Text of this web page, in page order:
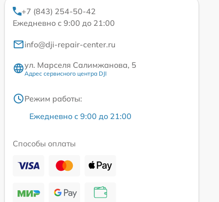
+7 (843) 254-50-42
Ежедневно с 9:00 до 21:00
info@dji-repair-center.ru
ул. Марселя Салимжанова, 5
Адрес сервисного центра DJI
Режим работы:
Ежедневно с 9:00 до 21:00
Способы оплаты